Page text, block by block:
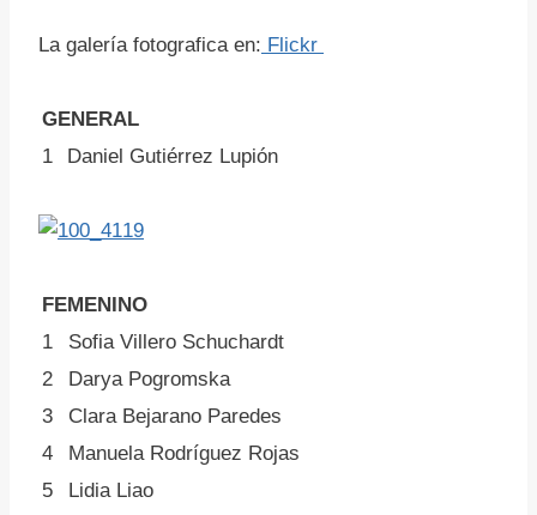
La galería fotografica en: Flickr
GENERAL
1
Daniel Gutiérrez Lupión
FEMENINO
1
Sofia Villero Schuchardt
2
Darya Pogromska
3
Clara Bejarano Paredes
4
Manuela Rodríguez Rojas
5
Lidia Liao